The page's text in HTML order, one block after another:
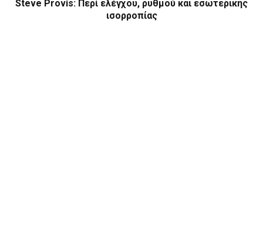
Steve Provis: Περί ελέγχου, ρυθμού και εσωτερικής
ισορροπίας